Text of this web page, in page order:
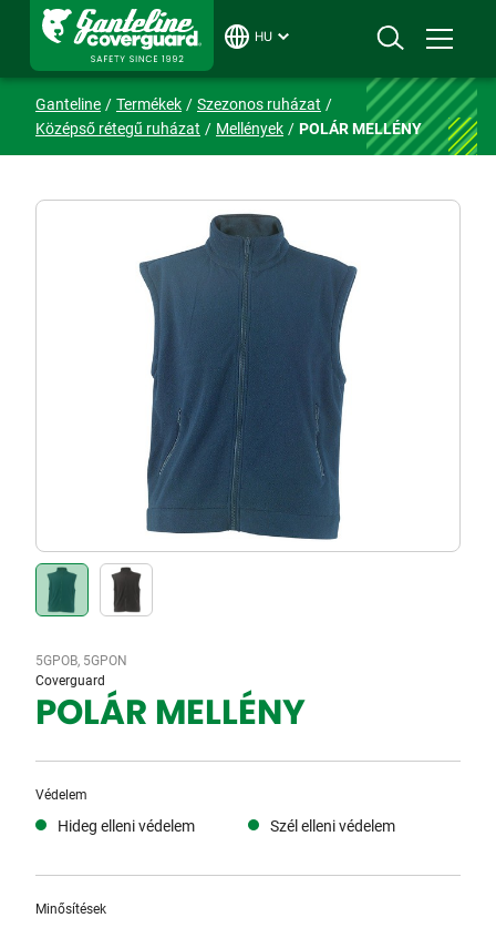
HU
Ganteline Termékek
Szezonos ruházat
Középső rétegű ruházat
Mellények POLÁR MELLÉNY
5GPOB, 5GPON
Coverguard
POLÁR MELLÉNY
Védelem
Hideg elleni védelem Szél elleni védelem
Minősítések